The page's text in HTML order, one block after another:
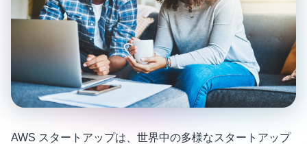
AWS スタートアップは、世界中の多様なスタートアップ